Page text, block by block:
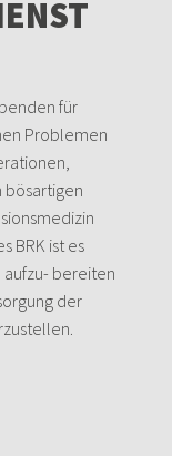
für
Problemen
bösartigen
BRK ist es
aufzu- bereiten
der